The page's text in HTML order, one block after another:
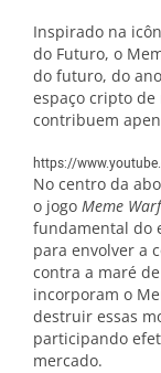
Inspirado na
do Futuro, o
do futuro, do
espaço cripto de
contribuem
https://
No centro da
o jogo Meme
fundamental do
para envolver a
contra a maré
incorporam o
destruir essas
participando
mercado.